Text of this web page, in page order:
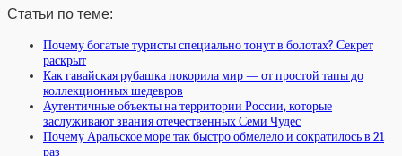
Статьи по теме:
Почему богатые туристы специально тонут в болотах? Секрет
раскрыт
Как гавайская рубашка покорила мир — от простой тапы до
коллекционных шедевров
Аутентичные объекты на территории России, которые
заслуживают звания отечественных Семи Чудес
Почему Аральское море так быстро обмелело и сократилось в 21
раз